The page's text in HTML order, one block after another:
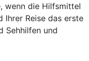
wenn die Hilfsmittel
Reise das erste
Sehhilfen und